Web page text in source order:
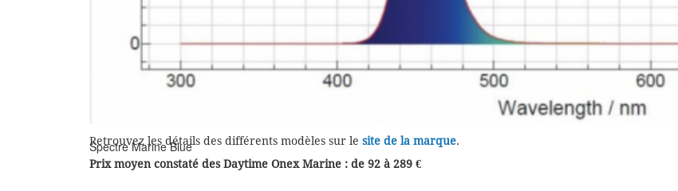
Spectre Marine Blue
Retrouvez les détails des différents modèles sur le site de la marque.
Prix moyen constaté des Daytime Onex Marine : de 92 à 289 €